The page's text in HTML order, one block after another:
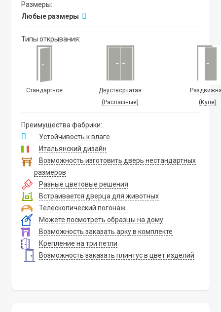
Размеры:
Любые размеры
Типы открывания:
Стандартное
Двустворчатая
(Распашные)
(Купе)
Преимущества фабрики:
Устойчивость к влаге
Итальянский дизайн
Возможность изготовить дверь нестандартных
размеров
Разные цветовые решения
Встраивается дверца для животных
Телескопический погонаж
Можете посмотреть образцы на дому
Возможность заказать арку в комплекте
Крепление на три петли
Возможность заказать плинтус в цвет изделий